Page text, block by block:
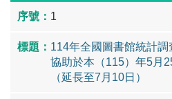
1
114年全國圖書館統計
協助於本（115）年5月
（延長至7月10日）